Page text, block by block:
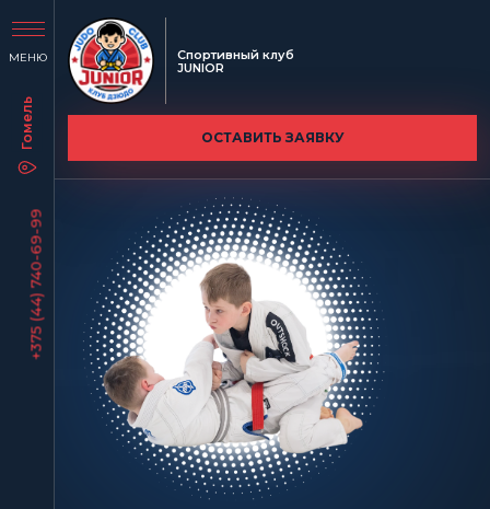
МЕНЮ
+375 (44) 740-69-99
Спортивный клуб
JUNIOR
ОСТАВИТЬ ЗАЯВКУ